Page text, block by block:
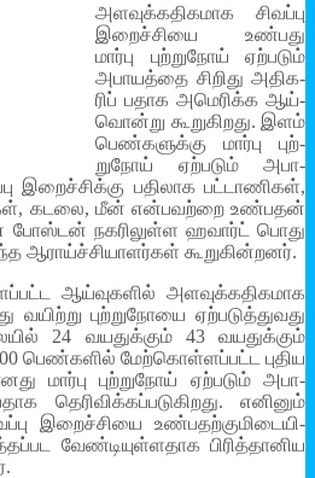
அள­வுக்­க­தி­க­மாக சிவப்பு
இறைச்­சியை உண்­பது
மார்பு புற்­றுநோய் ஏற்­படும்
அபா­யத்தை சிறிது அதி­க­
ரிப் ­ப­தாக அமெ­ரிக்க ஆய்­
வொன்று கூறு­கி­றது. இளம்
பெண்­க­ளுக்கு மார்பு புற்­
றுநோய் ஏற்­படும் அபா­
இறைச்­சிக்கு பதி­லாக பட்­டா­ணிகள்,
கடலை, மீன் என்­ப­வற்றை உண்­பதன்
போஸ்டன் நக­ரி­லுள்ள ஹவார்ட் பொது
ஆராய்ச்­சி­யா­ளர்கள் கூறு­கின்­றனர்.
ஆய்­வு­களில் அள­வுக்­க­தி­க­மாக
புற்­று­நோயை ஏற்­ப­டுத்­து­வது
24 வய­துக்கும் 43 வய­துக்கும்
பெண்­களில் மேற்­கொள்­ளப்­பட்ட புதிய
மார்பு புற்­றுநோய் ஏற்­படும் அபா­
தெரி­விக்­கப்­ப­டு­கி­ற­து. எனினும்
இறைச்­சியை உண்­ப­தற்­கு­மி­டை­யி­
வேண்டியுள்ளதாக பிரித்தானிய